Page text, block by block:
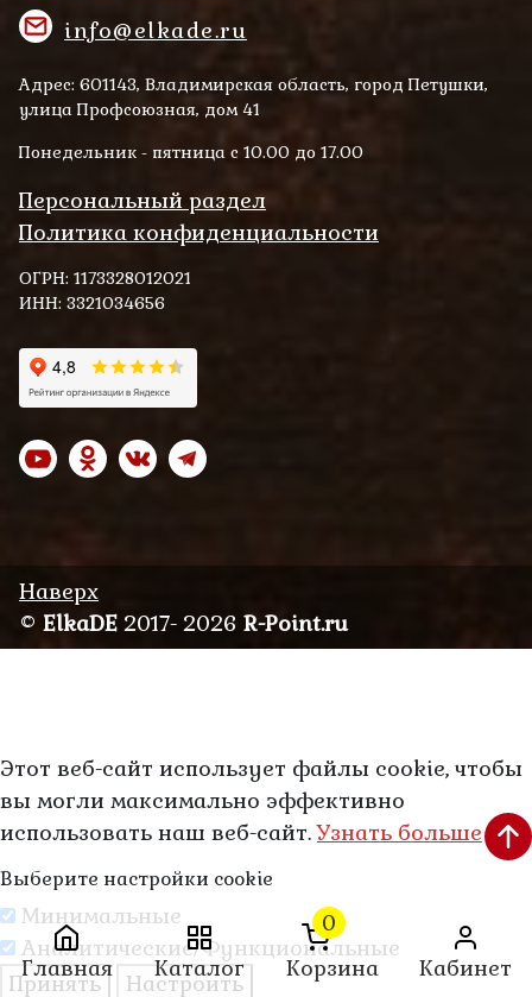
info@elkade.ru
Адрес: 601143, Владимирская область, город Петушки,
улица Профсоюзная, дом 41
Понедельник - пятница с 10.00 до 17.00
Персональный раздел
Политика конфиденциальности
ОГРН: 1173328012021
ИНН: 3321034656
Наверх
© ElkaDE 2017- 2026 R-Point.ru
Главная Каталог
0
Корзина
Кабинет
Этот веб-сайт использует файлы cookie, чтобы
вы могли максимально эффективно
использовать наш веб-сайт.Узнать больше
Выберите настройки cookie
Минимальные
Аналитические/Функциональные
Принять
Настроить